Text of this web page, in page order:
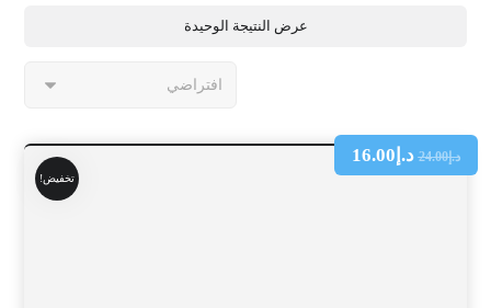
عرض النتيجة الوحيدة
تخفيض!
د.إ24.00 د.إ 16.00